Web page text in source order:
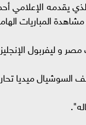
يقدمه
المباريات
و ليفربول
ميديا